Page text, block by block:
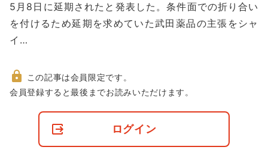
5月8日に延期されたと発表した。条件面での折り合い
を付けるため延期を求めていた武田薬品の主張をシャ
イ…
非
この記事は会員限定です。
会員登録すると最後までお読みいただけます。
ログイン